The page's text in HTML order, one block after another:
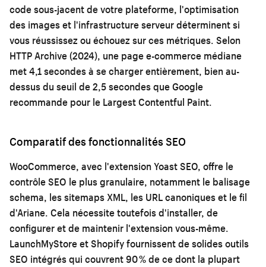
code sous-jacent de votre plateforme, l'optimisation
des images et l'infrastructure serveur déterminent si
vous réussissez ou échouez sur ces métriques. Selon
HTTP Archive (2024), une page e-commerce médiane
met 4,1 secondes à se charger entièrement, bien au-
dessus du seuil de 2,5 secondes que Google
recommande pour le Largest Contentful Paint.
Comparatif des fonctionnalités SEO
WooCommerce, avec l'extension Yoast SEO, offre le
contrôle SEO le plus granulaire, notamment le balisage
schema, les sitemaps XML, les URL canoniques et le fil
d'Ariane. Cela nécessite toutefois d'installer, de
configurer et de maintenir l'extension vous-même.
LaunchMyStore et Shopify fournissent de solides outils
SEO intégrés qui couvrent 90 % de ce dont la plupart